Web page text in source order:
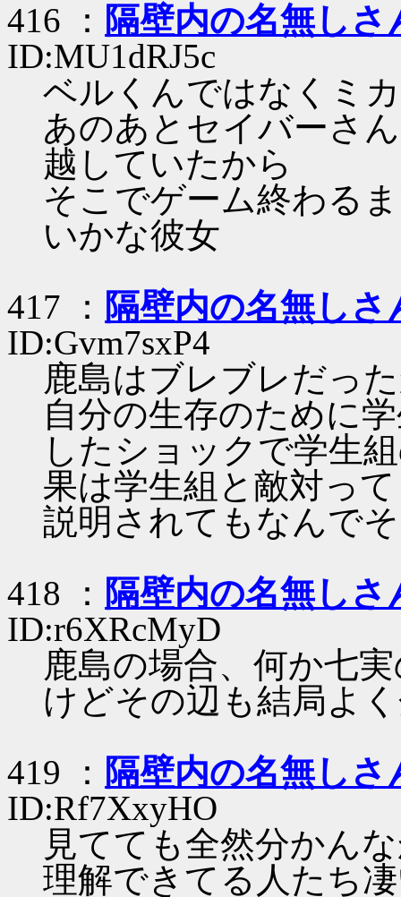
416 ： 隔壁内の名無しさ
ID:MU1dRJ5c
ベルくんではなくミ
あのあとセイバーさ
越していたから
そこでゲーム終わる
いかな彼女
417 ： 隔壁内の名無しさ
ID:Gvm7sxP4
鹿島はブレブレだっ
自分の生存のために
したショックで学生
果は学生組と敵対って
説明されてもなんで
418 ： 隔壁内の名無しさ
ID:r6XRcMyD
鹿島の場合、何か七
けどその辺も結局よ
419 ： 隔壁内の名無しさ
ID:Rf7XxyHO
見てても全然分かん
理解できてる人たち